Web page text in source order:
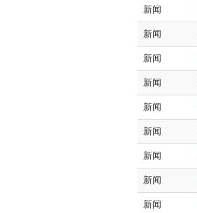
新闻
新闻
新闻
新闻
新闻
新闻
新闻
新闻
新闻